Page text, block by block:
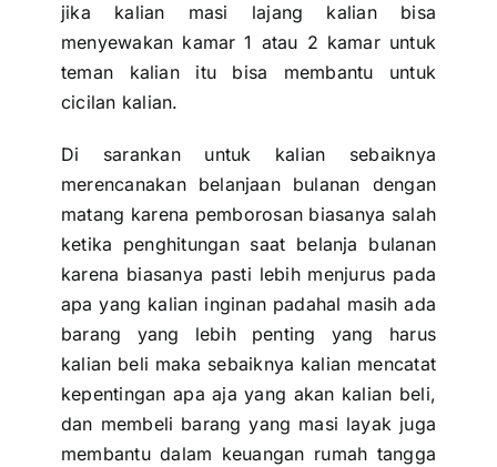
jika kalian masi lajang kalian bisa
menyewakan kamar 1 atau 2 kamar untuk
teman kalian itu bisa membantu untuk
cicilan kalian.
Di sarankan untuk kalian sebaiknya
merencanakan belanjaan bulanan dengan
matang karena pemborosan biasanya salah
ketika penghitungan saat belanja bulanan
karena biasanya pasti lebih menjurus pada
apa yang kalian inginan padahal masih ada
barang yang lebih penting yang harus
kalian beli maka sebaiknya kalian mencatat
kepentingan apa aja yang akan kalian beli,
dan membeli barang yang masi layak juga
membantu dalam keuangan rumah tangga